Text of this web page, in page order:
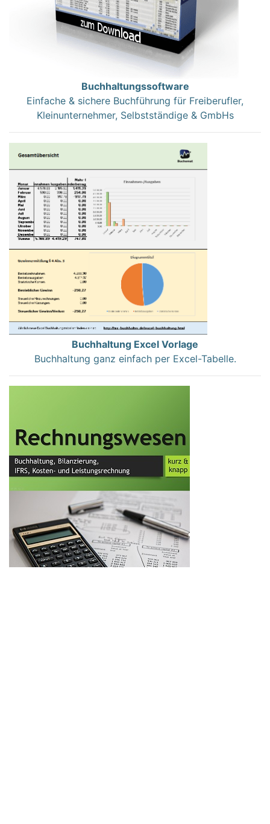
Buchhaltungssoftware
Einfache & sichere Buchführung für Freiberufler,
Kleinunternehmer, Selbstständige & GmbHs
Buchhaltung Excel Vorlage
Buchhaltung ganz einfach per Excel-Tabelle.